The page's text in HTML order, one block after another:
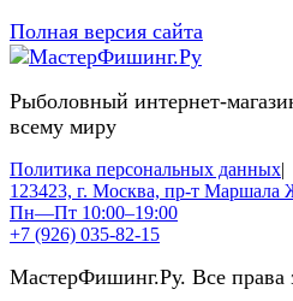
Полная версия сайта
Рыболовный интернет-
всему миру
Политика персональных данных|
123423, г. Москва, пр-т Маршала
Пн—Пт 10:00–19:00
+7 (926) 035-82-15
МастерФишинг.Ру. Все